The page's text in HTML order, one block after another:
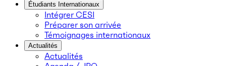
Étudiants Internationaux
Intégrer CESI
Préparer son arrivée
Témoignages internationaux
Actualités
Actualités